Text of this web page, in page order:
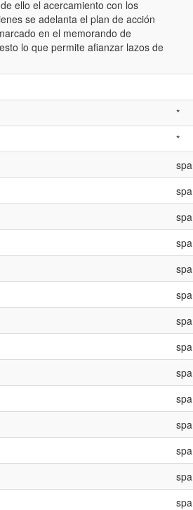
ello el acercamiento con los
se adelanta el plan de acción
en el memorando de
lo que permite afianzar lazos de
*
*
spa
spa
spa
spa
spa
spa
spa
spa
spa
spa
spa
spa
spa
spa